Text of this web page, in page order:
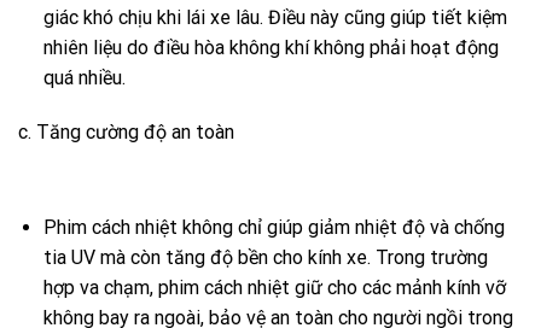
giác khó chịu khi lái xe lâu. Điều này cũng giúp tiết kiệm
nhiên liệu do điều hòa không khí không phải hoạt động
quá nhiều.
c. Tăng cường độ an toàn
Phim cách nhiệt không chỉ giúp giảm nhiệt độ và chống
tia UV mà còn tăng độ bền cho kính xe. Trong trường
hợp va chạm, phim cách nhiệt giữ cho các mảnh kính vỡ
không bay ra ngoài, bảo vệ an toàn cho người ngồi trong